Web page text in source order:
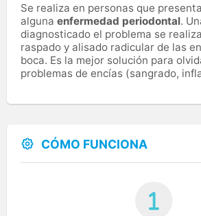
Se realiza en personas que
alguna enfermedad periodontal.
diagnosticado el problema se
raspado y alisado radicular de las
boca. Es la mejor solución para
problemas de encías (sangrado,
CÓMO FUNCIONA